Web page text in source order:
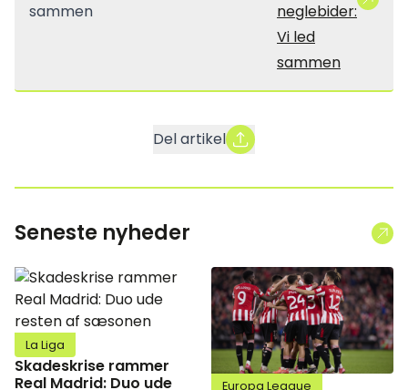
neglebider:
Vi led
sammen
Del artikel
Seneste nyheder
La Liga
Skadeskrise rammer
Real Madrid: Duo ude
Europa League